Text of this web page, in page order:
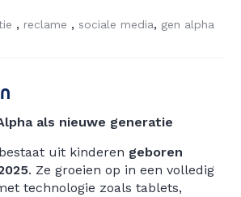
reclame sociale media gen alpha
als nieuwe generatie
uit kinderen geboren
. Ze groeien op in een volledig
technologie zoals tablets,